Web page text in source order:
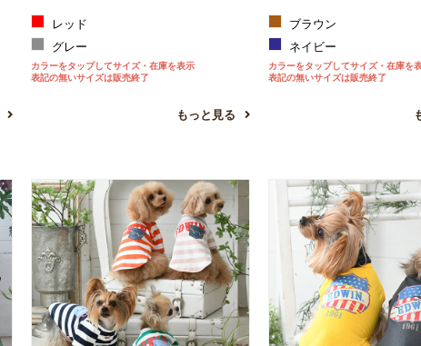
レッド
グレー
カラーをタップしてサイズ・在庫を表示
表記の無いサイズは販売終了
もっと見る
ブラウン
ネイビー
カラーをタップしてサイズ・在庫を
表記の無いサイズは販売終了